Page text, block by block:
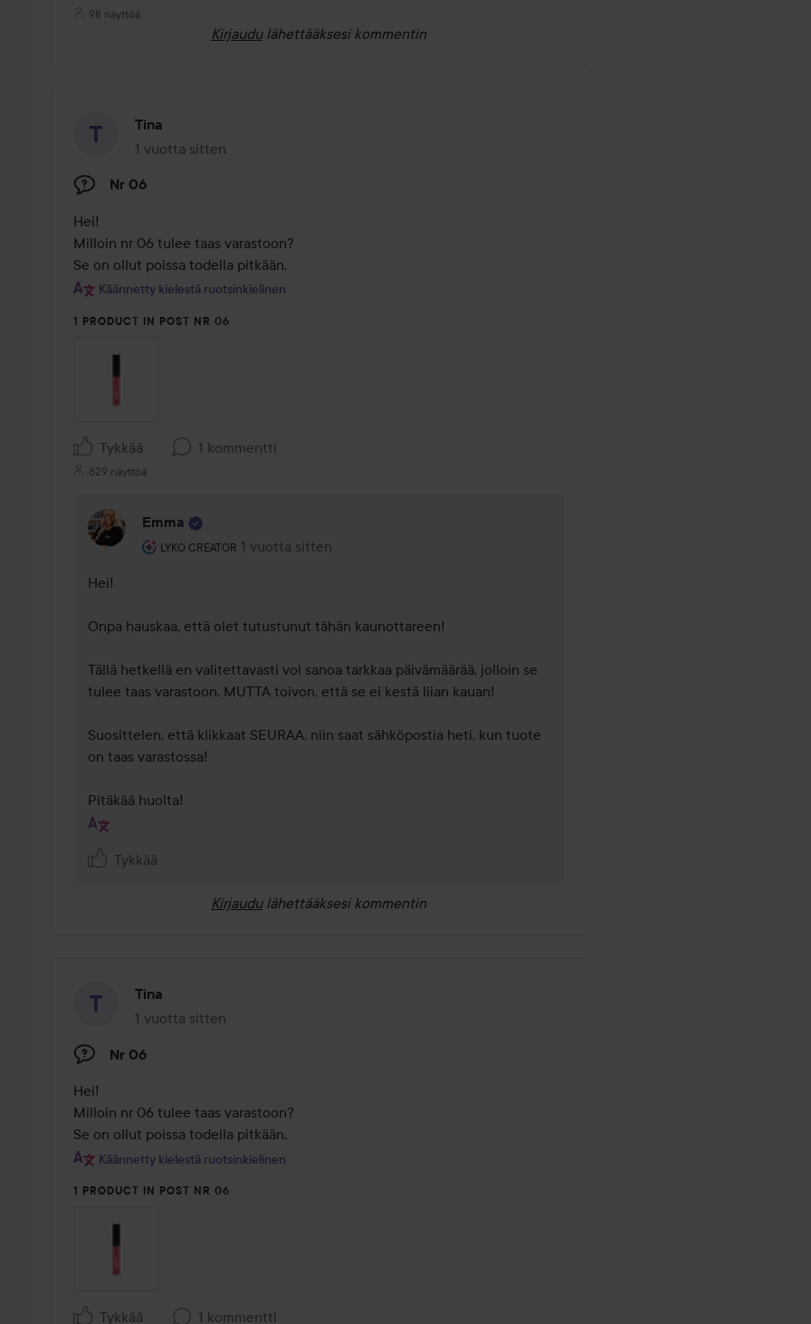
98 näyttöä
Kirjaudu lähettääksesi kommentin
Tina
1 vuotta sitten
Viesti luotiin 1 vuotta sitten
Nr 06
Hei!
Milloin nr 06 tulee taas varastoon?
Se on ollut poissa todella pitkään.
Käännetty kielestä ruotsinkielinen
1 PRODUCT IN POST NR 06
Tykkää 1 kommentti
629 näyttöä
Emma
LYKO CREATOR
Käyttäjän rooli: Lyko Creator.
1 vuotta sitten
Kommentti lisättiin 1 vuotta sitten
Hei!
Onpa hauskaa, että olet tutustunut tähän kaunottareen!
Tällä hetkellä en valitettavasti voi sanoa tarkkaa päivämäärää, jolloin se
tulee taas varastoon, MUTTA toivon, että se ei kestä liian kauan!
Suosittelen, että klikkaat SEURAA, niin saat sähköpostia heti, kun tuote
on taas varastossa!
Pitäkää huolta!
Tykkää
Kirjaudu lähettääksesi kommentin
Tina
1 vuotta sitten
Viesti luotiin 1 vuotta sitten
Nr 06
Hei!
Milloin nr 06 tulee taas varastoon?
Se on ollut poissa todella pitkään.
Käännetty kielestä ruotsinkielinen
1 PRODUCT IN POST NR 06
Tykkää 1 kommentti